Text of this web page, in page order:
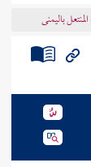
باليمنى